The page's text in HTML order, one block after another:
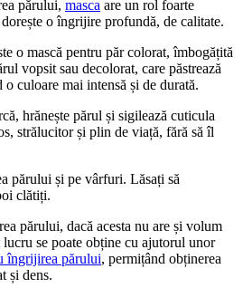
părului, masca are un rol foarte
o îngrijire profundă, de calitate.
o mască pentru păr colorat, îmbogățită
vopsit sau decolorat, care păstrează
culoare mai intensă și de durată.
hrănește părul și sigilează cuticula
strălucitor și plin de viață, fără să îl
părului și pe vârfuri. Lăsați să
clătiți.
părului, dacă acesta nu are și volum
lucru se poate obține cu ajutorul unor
îngrijirea părului, permițând obținerea
și dens.